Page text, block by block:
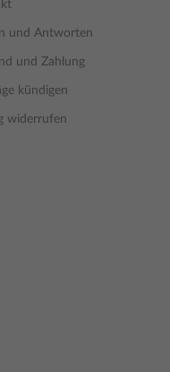
und Antworten
und Zahlung
kündigen
widerrufen